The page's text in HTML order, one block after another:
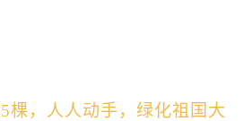
棵，人人动手，绿化祖国大